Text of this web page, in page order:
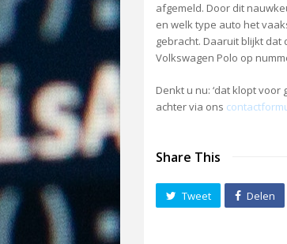
afgemeld. Door dit
en welk type auto het
gebracht. Daaruit blijkt dat
Volkswagen Polo op
Denkt u nu: ‘dat klopt
achter via ons
Share This
Tweet Delen